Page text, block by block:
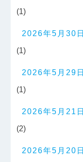
(1)
2026年5月30日
(1)
2026年5月29日
(1)
2026年5月21日
(2)
2026年5月20日